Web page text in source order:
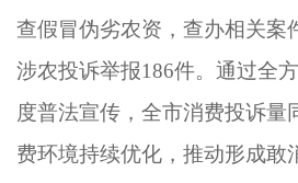
查假冒伪劣农资，查办相关案
涉农投诉举报186件。通过全
度普法宣传，全市消费投诉量
费环境持续优化，推动形成敢